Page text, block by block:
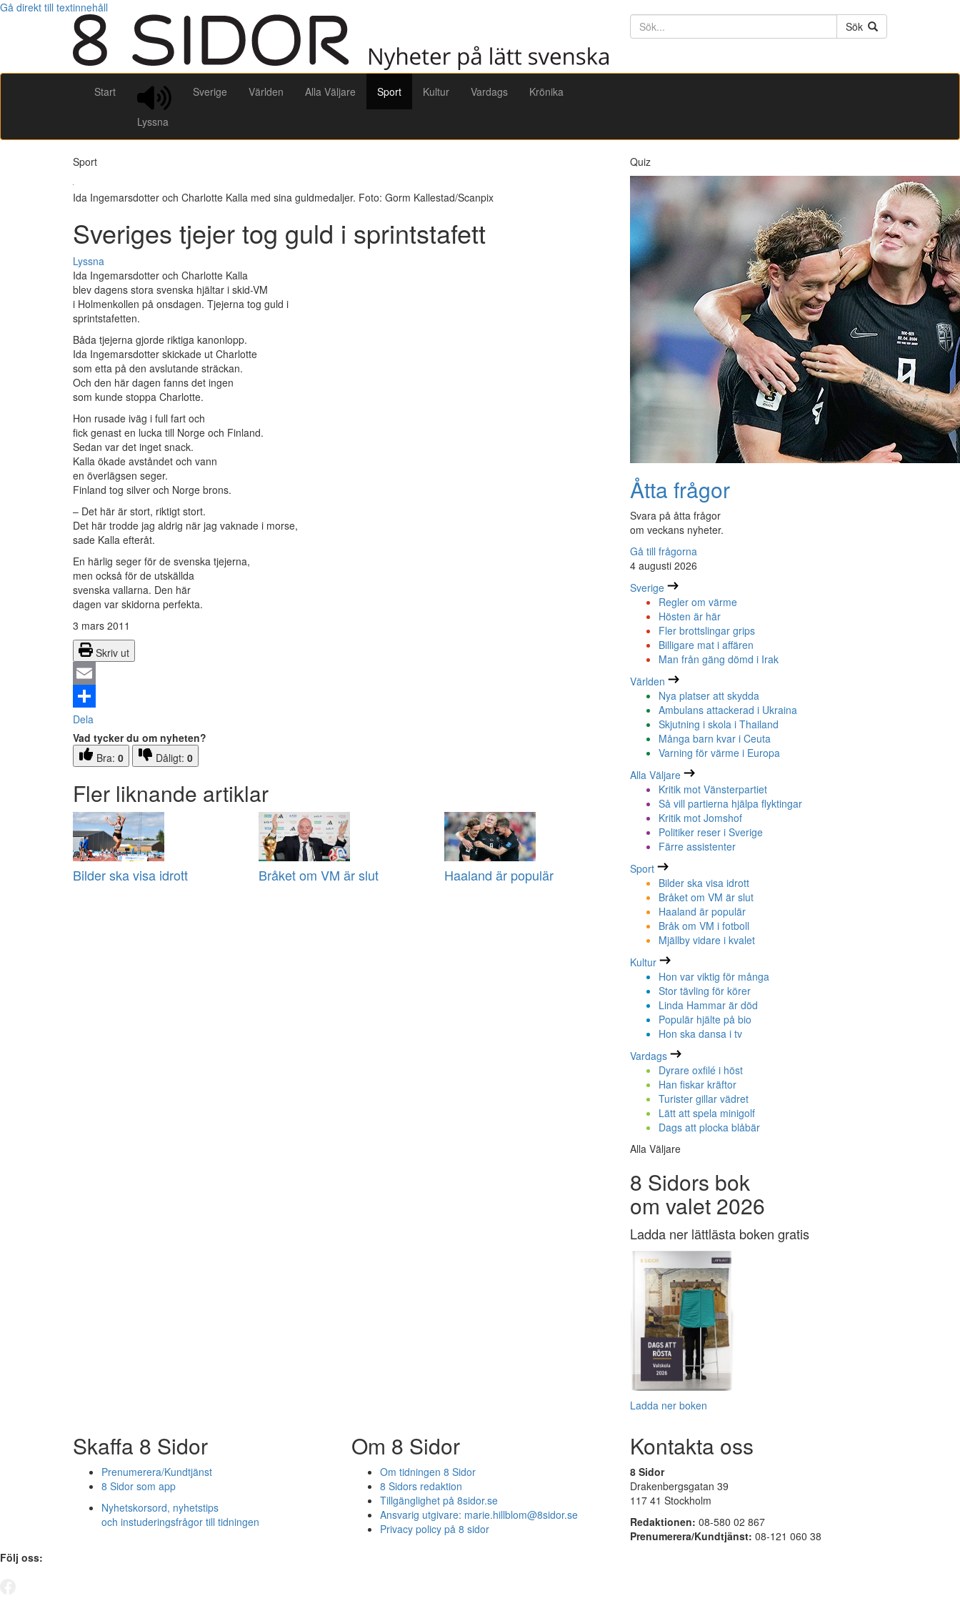
Gå direkt till textinnehåll
Söktext
Sök
Start
Lyssna
Sverige Världen Alla Väljare Sport Kultur Vardags Krönika
Sport
Ida Ingemarsdotter och Charlotte Kalla med sina guldmedaljer. Foto: Gorm Kallestad/Scanpix
Sveriges tjejer tog guld i sprintstafett
Lyssna
Ida Ingemarsdotter och Charlotte Kalla
blev dagens stora svenska hjältar i skid-VM
i Holmenkollen på onsdagen. Tjejerna tog guld i
sprintstafetten.
Båda tjejerna gjorde riktiga kanonlopp.
Ida Ingemarsdotter skickade ut Charlotte
som etta på den avslutande sträckan.
Och den här dagen fanns det ingen
som kunde stoppa Charlotte.
Hon rusade iväg i full fart och
fick genast en lucka till Norge och Finland.
Sedan var det inget snack.
Kalla ökade avståndet och vann
en överlägsen seger.
Finland tog silver och Norge brons.
– Det här är stort, riktigt stort.
Det här trodde jag aldrig när jag vaknade i morse,
sade Kalla efteråt.
En härlig seger för de svenska tjejerna,
men också för de utskällda
svenska vallarna. Den här
dagen var skidorna perfekta.
3 mars 2011
Skriv ut
Email
Dela
Vad tycker du om nyheten?
Bra: 0 Dåligt: 0
Fler liknande artiklar
Bilder ska visa idrott Bråket om VM är slut Haaland är populär
Quiz
Åtta frågor
Svara på åtta frågor
om veckans nyheter.
Gå till frågorna
4 augusti 2026
Sverige
Regler om värme
Hösten är här
Fler brottslingar grips
Billigare mat i affären
Man från gäng dömd i Irak
Världen
Nya platser att skydda
Ambulans attackerad i Ukraina
Skjutning i skola i Thailand
Många barn kvar i Ceuta
Varning för värme i Europa
Alla Väljare
Kritik mot Vänsterpartiet
Så vill partierna hjälpa flyktingar
Kritik mot Jomshof
Politiker reser i Sverige
Färre assistenter
Sport
Bilder ska visa idrott
Bråket om VM är slut
Haaland är populär
Bråk om VM i fotboll
Mjällby vidare i kvalet
Kultur
Hon var viktig för många
Stor tävling för körer
Linda Hammar är död
Populär hjälte på bio
Hon ska dansa i tv
Vardags
Dyrare oxfilé i höst
Han fiskar kräftor
Turister gillar vädret
Lätt att spela minigolf
Dags att plocka blåbär
Alla Väljare
8 Sidors bok
om valet 2026
Ladda ner lättlästa boken gratis
Ladda ner boken
Skaffa 8 Sidor
Prenumerera/Kundtjänst
8 Sidor som app
Nyhetskorsord, nyhetstips
och instuderingsfrågor till tidningen
Om 8 Sidor
Om tidningen 8 Sidor
8 Sidors redaktion
Tillgänglighet på 8sidor.se
Ansvarig utgivare: marie.hillblom@8sidor.se
Privacy policy på 8 sidor
Kontakta oss
8 Sidor
Drakenbergsgatan 39
117 41 Stockholm
Redaktionen: 08-580 02 867
Prenumerera/Kundtjänst: 08-121 060 38
Följ oss: